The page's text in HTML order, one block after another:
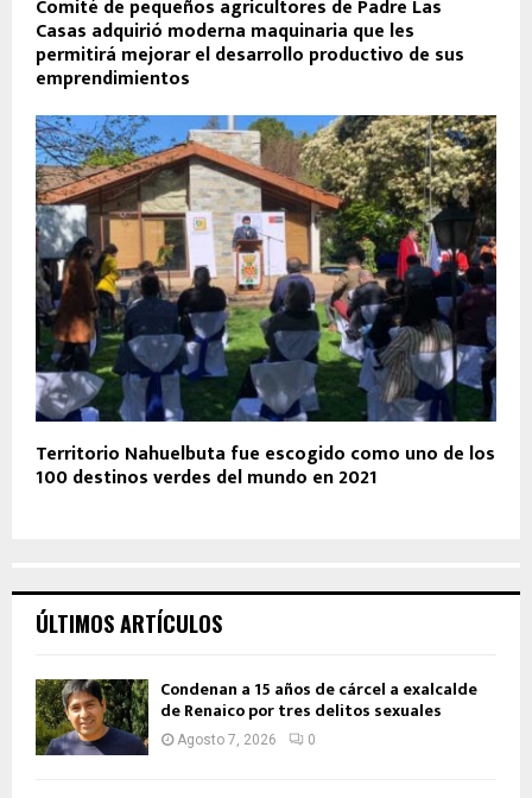
Comité de pequeños agricultores de Padre Las
Casas adquirió moderna maquinaria que les
permitirá mejorar el desarrollo productivo de sus
emprendimientos
Territorio Nahuelbuta fue escogido como uno de los
100 destinos verdes del mundo en 2021
ÚLTIMOS ARTÍCULOS
Condenan a 15 años de cárcel a exalcalde
de Renaico por tres delitos sexuales
Agosto 7, 2026 0